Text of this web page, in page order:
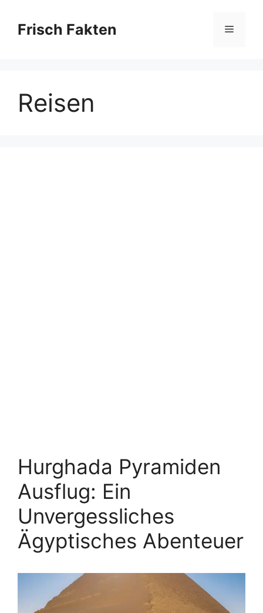
contentFrisch Fakten Menu
Reisen
Hurghada Pyramiden
Ausflug: Ein
Unvergessliches
Ägyptisches Abenteuer